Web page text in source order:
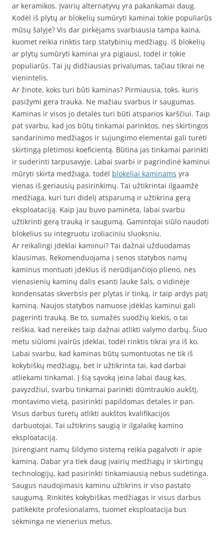
ar keramikos. Įvairių alternatyvų yra pakankamai daug.
Kodėl iš plytų ar blokelių sumūryti kaminai tokie populiarūs
mūsų šalyje? Vis dar pirkėjams svarbiausia tampa kaina,
kuomet reikia rinktis tarp statybinių medžiagų. Iš blokelių
ar plytų sumūryti kaminai yra pigiausi, todėl ir tokie
populiarūs. Tai jų didžiausias privalumas, tačiau tikrai ne
vienintelis.
Ar žinote, koks turi būti kaminas? Pirmiausia, toks, kuris
pasižymi gera trauka. Ne mažiau svarbus ir saugumas.
Kaminas ir visos jo detalės turi būti atsparios karščiui. Taip
pat svarbu, kad jos būtų tinkamai parinktos, nes skirtingos
sandarinimo medžiagos ir sujungimo elementai gali turėti
skirtingą plėtimosi koeficientą. Būtina jas tinkamai parinkti
ir suderinti tarpusavyje. Labai svarbi ir pagrindinė kaminui
mūryti skirta medžiaga, todėl blokeliai kaminams yra
vienas iš geriausių pasirinkimų. Tai užtikrintai ilgaamžė
medžiaga, kuri turi didelį atsparumą ir užtikrina gerą
eksploataciją. Kaip jau buvo paminėta, labai svarbu
užtikrinti gerą trauką ir saugumą. Gamintojai siūlo naudoti
blokelius su integruotu izoliaciniu sluoksniu.
Ar reikalingi įdėklai kaminui? Tai dažnai užduodamas
klausimas. Rekomenduojama į senos statybos namų
kaminus montuoti įdėklus iš nerūdijančiojo plieno, nes
vienasienių kaminų dalis esanti lauke šals, o vidinėje
kondensatas skverbsis per plytas ir tinką, ir taip ardys patį
kaminą. Naujos statybos namuose įdėklas kaminui gali
pagerinti trauką. Be to, sumažės suodžių kiekis, o tai
reiškia, kad nereikės taip dažnai atlikti valymo darbų. Šiuo
metu siūlomi įvairūs įdėklai, todėl rinktis tikrai yra iš ko.
Labai svarbu, kad kaminas būtų sumontuotas ne tik iš
kokybiškų medžiagų, bet ir užtikrinta tai, kad darbai
atliekami tinkamai. Į šią sąvoką įeina labai daug kas,
pavyzdžiui, svarbu tinkamai parinkti dūmtraukio aukštį,
montavimo vietą, pasirinkti papildomas detales ir pan.
Visus darbus turėtų atlikti aukštos kvalifikacijos
darbuotojai. Tai užtikrins saugią ir ilgalaikę kamino
eksploataciją.
Įsirengiant namų šildymo sistemą reikia pagalvoti ir apie
kaminą. Dabar yra tiek daug įvairių medžiagų ir skirtingų
technologijų, kad pasirinkti tinkamiausią nebus sudėtinga.
Saugus naudojimasis kaminu užtikrins ir viso pastato
saugumą. Rinkitės kokybiškas medžiagas ir visus darbus
patikėkite profesionalams, tuomet eksploatacija bus
sėkminga ne vienerius metus.